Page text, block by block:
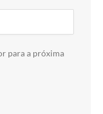
para a próxima